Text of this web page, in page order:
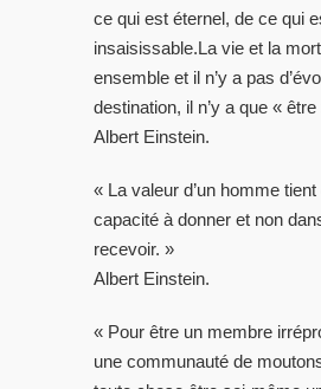
ce qui est éternel, de ce qui
insaisissable.La vie et la
ensemble et il n’y a pas
destination, il n’y a que « être
Albert Einstein.
« La valeur d’un homme
capacité à donner et non
recevoir. »
Albert Einstein.
« Pour être un membre
une communauté de